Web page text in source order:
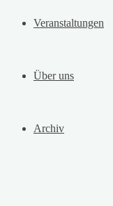
Veranstaltungen
Über uns
Archiv